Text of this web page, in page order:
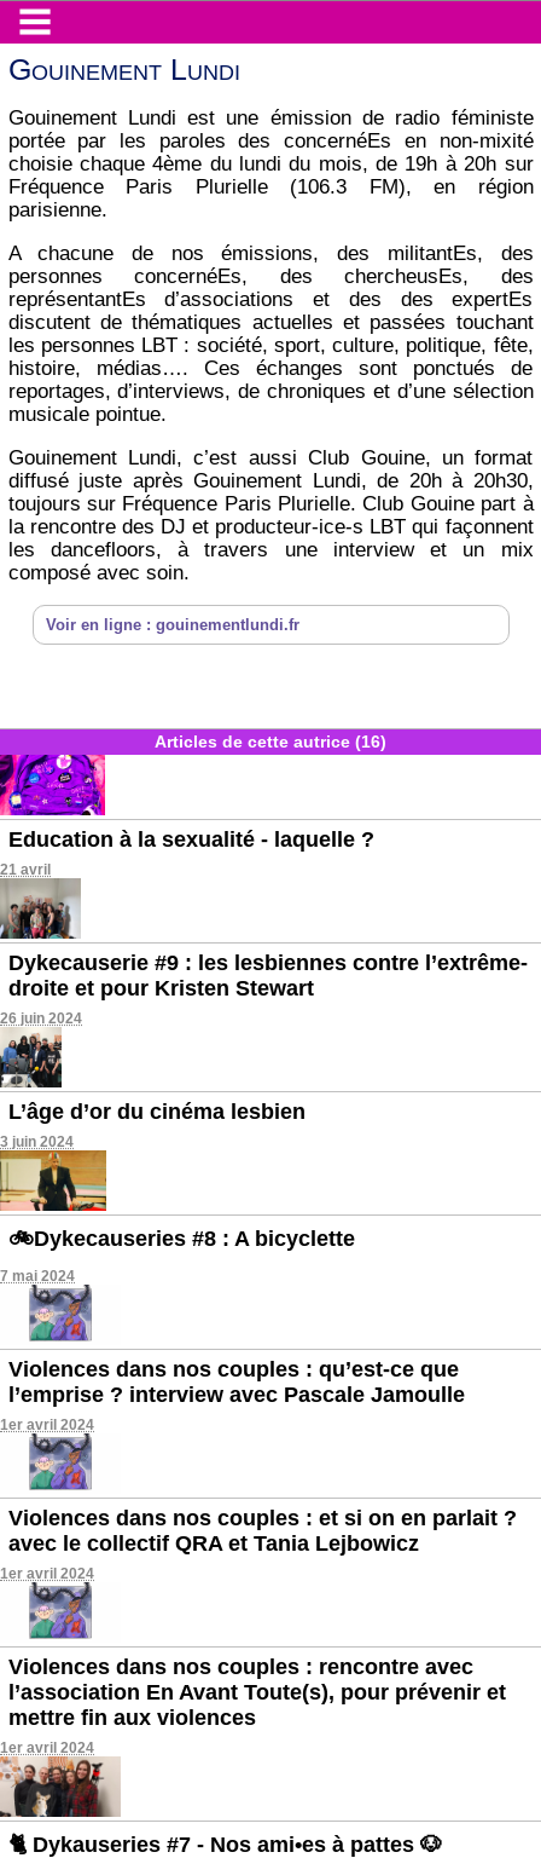
Gouinement Lundi
Gouinement Lundi est une émission de radio féministe
portée par les paroles des concernéEs en non-mixité
choisie chaque 4ème du lundi du mois, de 19h à 20h sur
Fréquence Paris Plurielle (106.3 FM), en région
parisienne.
A chacune de nos émissions, des militantEs, des
personnes concernéEs, des chercheusEs, des
représentantEs d’associations et des des expertEs
discutent de thématiques actuelles et passées touchant
les personnes LBT : société, sport, culture, politique, fête,
histoire, médias…. Ces échanges sont ponctués de
reportages, d’interviews, de chroniques et d’une sélection
musicale pointue.
Gouinement Lundi, c’est aussi Club Gouine, un format
diffusé juste après Gouinement Lundi, de 20h à 20h30,
toujours sur Fréquence Paris Plurielle. Club Gouine part à
la rencontre des DJ et producteur-ice-s LBT qui façonnent
les dancefloors, à travers une interview et un mix
composé avec soin.
Voir en ligne : gouinementlundi.fr
Articles de cette autrice (16)
Education à la sexualité - laquelle ?
21 avril
Dykecauserie #9 : les lesbiennes contre l’extrême-
droite et pour Kristen Stewart
26 juin 2024
L’âge d’or du cinéma lesbien
3 juin 2024
🚲Dykecauseries #8 : A bicyclette
7 mai 2024
Violences dans nos couples : qu’est-ce que
l’emprise ? interview avec Pascale Jamoulle
1er avril 2024
Violences dans nos couples : et si on en parlait ?
avec le collectif QRA et Tania Lejbowicz
1er avril 2024
Violences dans nos couples : rencontre avec
l’association En Avant Toute(s), pour prévenir et
mettre fin aux violences
1er avril 2024
🐈 Dykauseries #7 - Nos ami•es à pattes 🐶